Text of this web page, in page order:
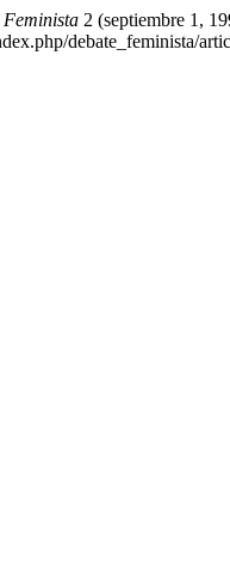
Feminista 2 (septiembre 1,
debate_feminista/